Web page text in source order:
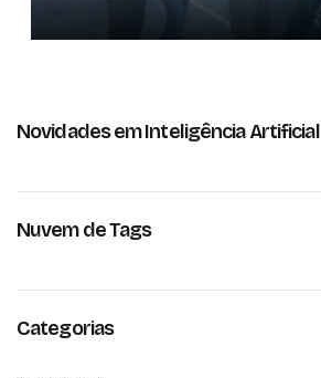
Novidades em Inteligência Artificial
Nuvem de Tags
Categorias